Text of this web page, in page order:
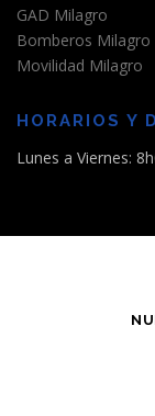
GAD Milagro
Bomberos Milagro
Movilidad Milagro
HORARIOS Y
Lunes a Viernes: